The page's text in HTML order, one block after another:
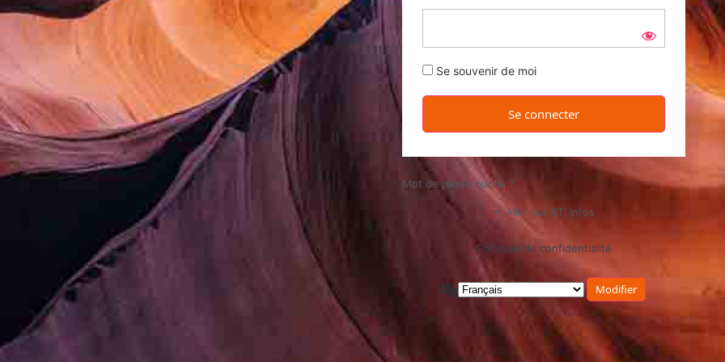
Se souvenir de moi
Mot de passe oublié ?
← Aller sur RTI Infos
Politique de confidentialité
Langue